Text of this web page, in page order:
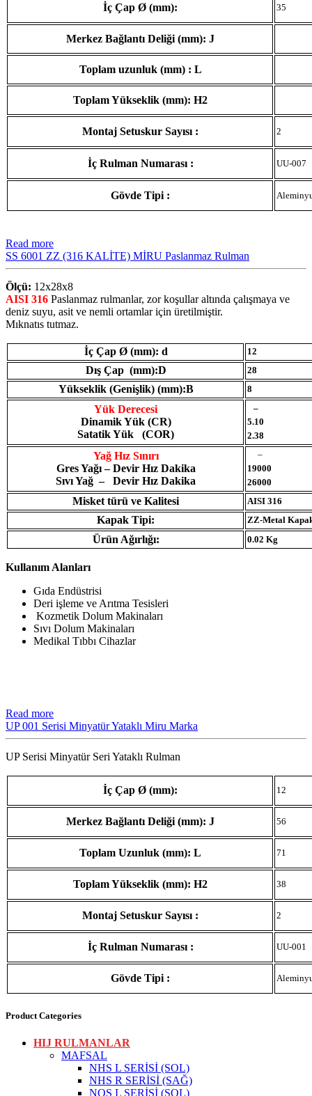
İç Çap Ø (mm): 35
Merkez Bağlantı Deliği (mm): J
Toplam uzunluk (mm) : L
Toplam Yükseklik (mm): H2
Montaj Setuskur Sayısı : 2
İç Rulman Numarası : UU-007
Gövde Tipi :
Read more
SS 6001 ZZ (316 KALİTE) MİRU Paslanmaz Rulman
Ölçü: 12x28x8
AISI 316 Paslanmaz rulmanlar, zor koşullar altında çalışmaya ve
deniz suyu, asit ve nemli ortamlar için üretilmiştir.
Mıknatıs tutmaz.
İç Çap Ø (mm): d 12
Dış Çap (mm):D 28
Yükseklik (Genişlik) (mm):B 8
Yük Derecesi
Dinamik Yük (CR)
Satatik Yük (COR)
–
5.10
2.38
Yağ Hız Sınırı
Gres Yağı – Devir Hız Dakika
Sıvı Yağ – Devir Hız Dakika
–
19000
26000
Misket türü ve Kalitesi AISI 316
Kapak Tipi: ZZ-Metal
Ürün Ağırlığı: 0.02 Kg
Kullanım Alanları
Gıda Endüstrisi
Deri işleme ve Arıtma Tesisleri
Kozmetik Dolum Makinaları
Sıvı Dolum Makinaları
Medikal Tıbbı Cihazlar
Read more
UP 001 Serisi Minyatür Yataklı Miru Marka
UP Serisi Minyatür Seri Yataklı Rulman
İç Çap Ø (mm): 12
Merkez Bağlantı Deliği (mm): J 56
Toplam Uzunluk (mm): L 71
Toplam Yükseklik (mm): H2 38
Montaj Setuskur Sayısı : 2
İç Rulman Numarası : UU-001
Gövde Tipi :
Product Categories
HIJ RULMANLAR
MAFSAL
NHS L SERİSİ (SOL)
NHS R SERİSİ (SAĞ)
NOS L SERİSİ (SOL)